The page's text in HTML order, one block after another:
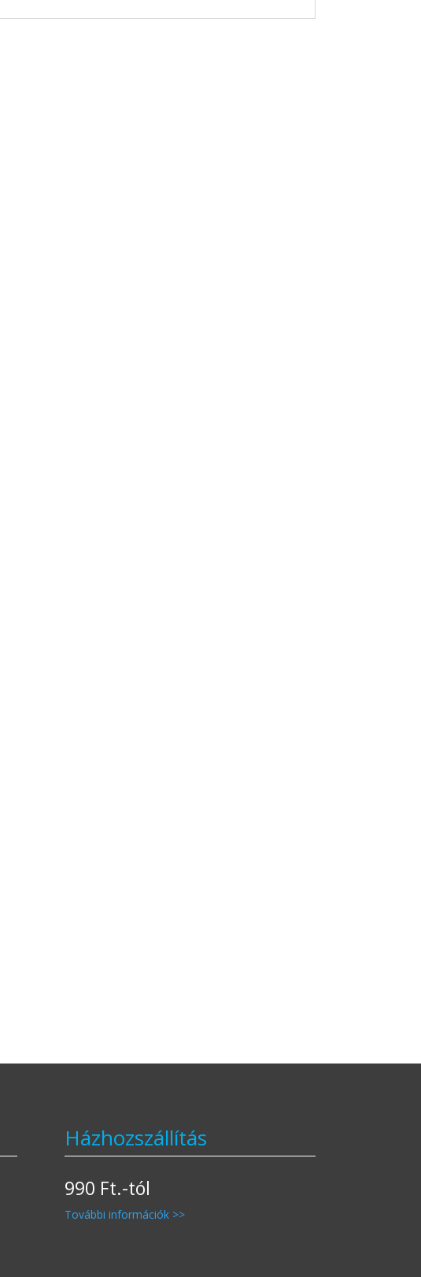
Házhozszállítás
990 Ft.-tól
További információk >>